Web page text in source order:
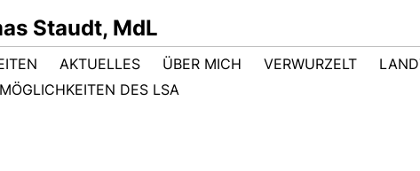
Staudt, MdL
AKTUELLES ÜBER MICH VERWURZELT
DES LSA